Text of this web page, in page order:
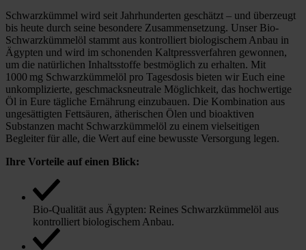
Schwarzkümmel wird seit Jahrhunderten geschätzt – und überzeugt
bis heute durch seine besondere Zusammensetzung. Unser Bio-
Schwarzkümmelöl stammt aus kontrolliert biologischem Anbau in
Ägypten und wird im schonenden Kaltpressverfahren gewonnen,
um die natürlichen Inhaltsstoffe bestmöglich zu erhalten. Mit
1000 mg Schwarzkümmelöl pro Tagesdosis bieten wir Euch eine
unkomplizierte, geschmacksneutrale Möglichkeit, das hochwertige
Öl in Eure tägliche Ernährung einzubauen. Die Kombination aus
ungesättigten Fettsäuren, ätherischen Ölen und bioaktiven
Substanzen macht Schwarzkümmelöl zu einem vielseitigen
Begleiter für alle, die Wert auf eine bewusste Versorgung legen.
Ihre Vorteile auf einen Blick:
Bio-Qualität aus Ägypten: Reines Schwarzkümmelöl aus
kontrolliert biologischem Anbau.